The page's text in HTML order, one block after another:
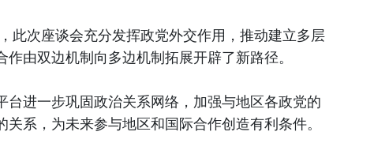
此次座谈会充分发挥政党外交作用，推动建立多层
由双边机制向多边机制拓展开辟了新路径。
台进一步巩固政治关系网络，加强与地区各政党的
系，为未来参与地区和国际合作创造有利条件。